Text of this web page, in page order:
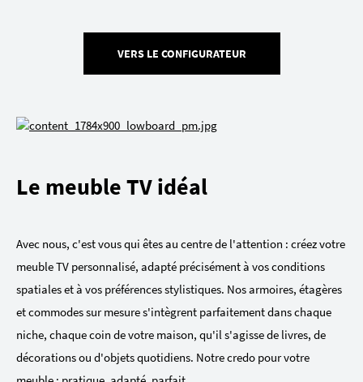
VERS LE CONFIGURATEUR
Le meuble TV idéal
Avec nous, c'est vous qui êtes au centre de l'attention : créez votre
meuble TV personnalisé, adapté précisément à vos conditions
spatiales et à vos préférences stylistiques. Nos armoires, étagères
et commodes sur mesure s'intègrent parfaitement dans chaque
niche, chaque coin de votre maison, qu'il s'agisse de livres, de
décorations ou d'objets quotidiens. Notre credo pour votre